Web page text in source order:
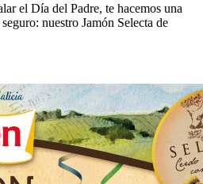
el Día del Padre, te hacemos una
nuestro Jamón Selecta de